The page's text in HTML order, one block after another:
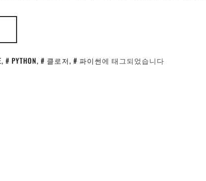
, PYTHON, 클로저, 파이썬에 태그되었습니다